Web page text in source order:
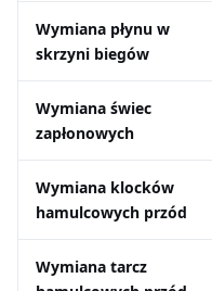
Wymiana płynu w
skrzyni biegów
Wymiana świec
zapłonowych
Wymiana klocków
hamulcowych przód
Wymiana tarcz